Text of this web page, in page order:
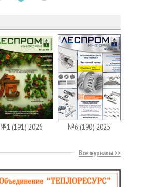
№1 (191) 2026 №6 (190) 2025
Все журналы